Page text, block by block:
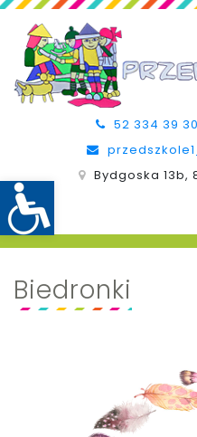
52 334 39 30
Bydgoska 13b,
Biedronki